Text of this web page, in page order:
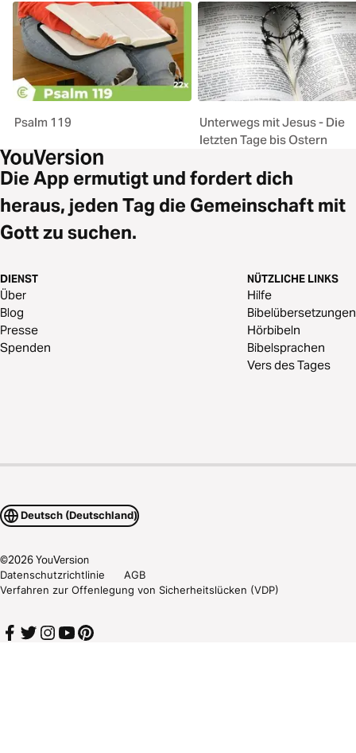
Psalm 119
Unterwegs mit Jesus - Die
letzten Tage bis Ostern
Die App ermutigt und fordert dich
heraus, jeden Tag die Gemeinschaft mit
Gott zu suchen.
DIENST
Über
Blog
Presse
Spenden
NÜTZLICHE LINKS
Hilfe
Bibelübersetzungen
Hörbibeln
Bibelsprachen
Vers des Tages
Deutsch (Deutschland)
©2026YouVersion
Datenschutzrichtlinie
AGB
Verfahren zur Offenlegung von Sicherheitslücken (VDP)